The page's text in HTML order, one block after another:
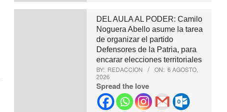
DEL AULA AL PODER: Camilo
Noguera Abello asume la tarea
de organizar el partido
Defensores de la Patria, para
encarar elecciones territoriales
BY: REDACCION ON: 6 AGOSTO,
2026
Spread the love